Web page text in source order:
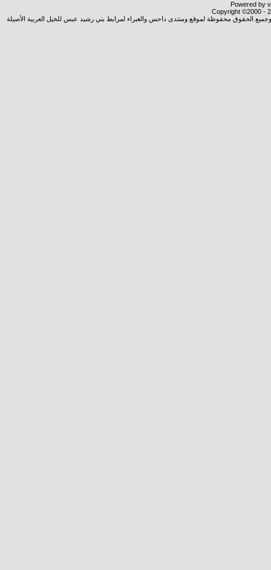
Powered by
Copyright ©2000 -
الحقوق محفوظة لموقع ومنتدى داحس والغبراء لمرابط بني رشيد عبس للخيل العربية الأصيلة